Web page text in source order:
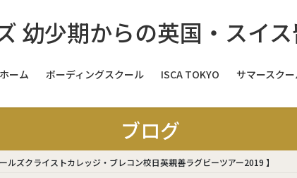
ホーム ボーディングスクール
スイス
スイス
ISCA TOKYO サマースク
ブログ
ズクライストカレッジ・ブレコン校日英親善ラグビーツアー2019 】